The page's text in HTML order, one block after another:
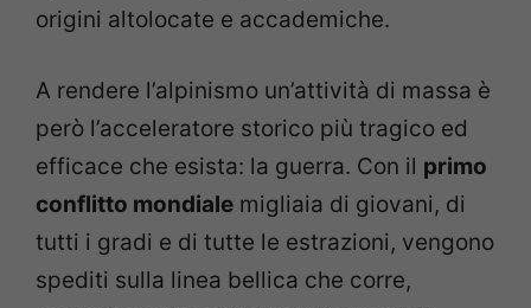
origini altolocate e accademiche.
A rendere l’alpinismo un’attività di massa è
però l’acceleratore storico più tragico ed
efficace che esista: la guerra. Con il primo
conflitto mondiale migliaia di giovani, di
tutti i gradi e di tutte le estrazioni, vengono
spediti sulla linea bellica che corre,